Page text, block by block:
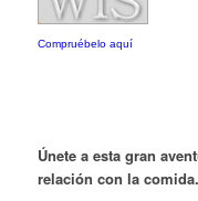
Compruébelo aquí
Únete a esta gran
relación con la comida.